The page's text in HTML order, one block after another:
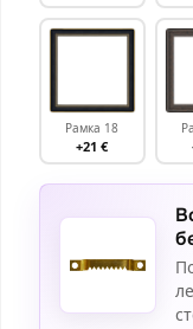
Рамка 18
+21 €